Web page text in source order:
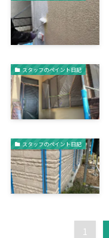
スタッフのペイント日記
スタッフのペイント日記
1